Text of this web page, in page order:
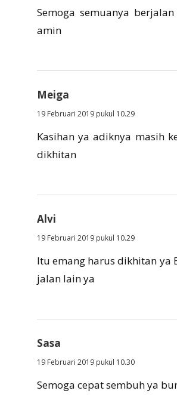
Semoga semuanya
amin
Meiga
19 Februari 2019 pukul 10.29
Kasihan ya adiknya masih
dikhitan
Alvi
19 Februari 2019 pukul 10.29
Itu emang harus dikhitan ya
jalan lain ya
Sasa
19 Februari 2019 pukul 10.30
Semoga cepat sembuh ya